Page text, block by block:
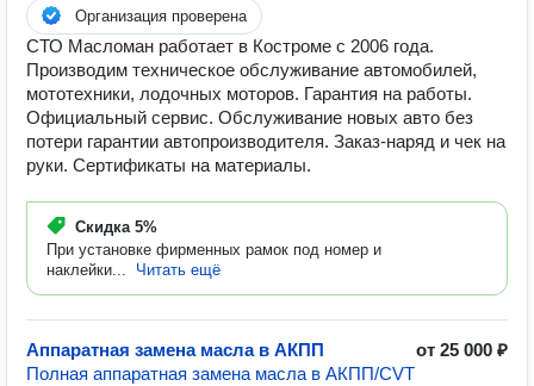
Организация проверена
СТО Масломан работает в Костроме с 2006 года.
Производим техническое обслуживание автомобилей,
мототехники, лодочных моторов. Гарантия на работы.
Официальный сервис. Обслуживание новых авто без
потери гарантии автопроизводителя. Заказ-наряд и чек на
руки. Сертификаты на материалы.
Скидка 5%
При установке фирменных рамок под номер и
наклейки...
Читать ещё
Аппаратная замена масла в АКПП
от 25 000 ₽
Полная аппаратная замена масла в АКПП/CVT